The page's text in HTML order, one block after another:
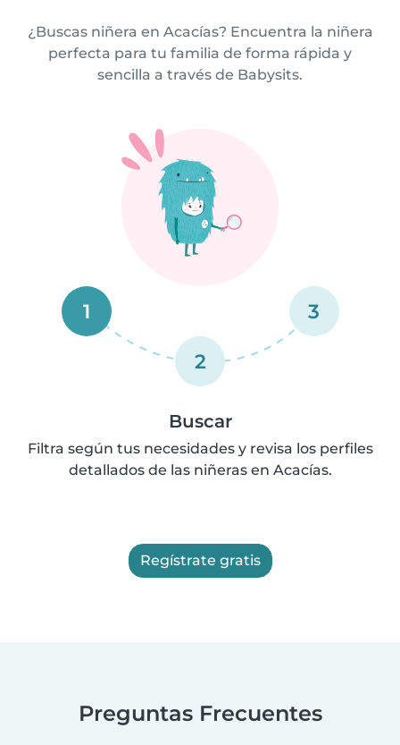
¿Buscas niñera en Acacías? Encuentra la niñera
perfecta para tu familia de forma rápida y
sencilla a través de Babysits.
1
2
3
Buscar
Filtra según tus necesidades y revisa los perfiles
detallados de las niñeras en Acacías.
Regístrate gratis
Preguntas Frecuentes